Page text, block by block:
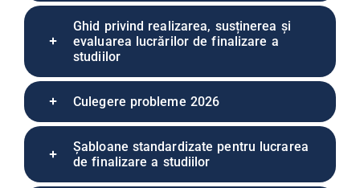
Ghid privind realizarea, susținerea și
evaluarea lucrărilor de finalizare a
studiilor
Culegere probleme 2026
Șabloane standardizate pentru lucrarea
de finalizare a studiilor